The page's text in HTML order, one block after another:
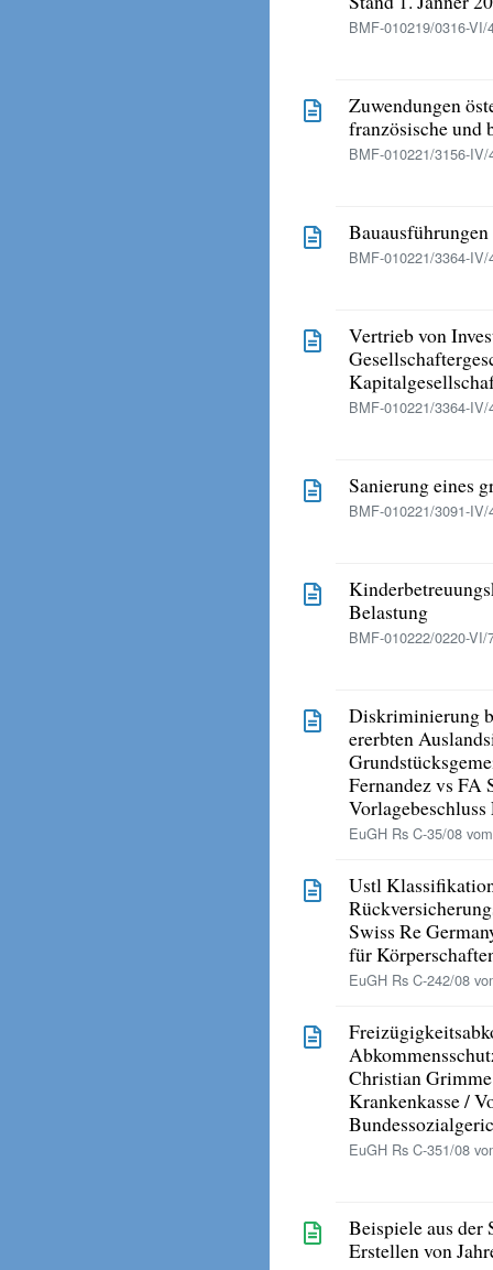
BMF-010219/0316-
Zuwendungen
französische und
BMF-010221/3156-
BMF-010221/3364-
Vertrieb von
BMF-010221/3364-
Sanierung eines
BMF-010221/3091-
Belastung
BMF-010222/0220-
Diskriminierung
ererbten
Fernandez vs FA
EuGH Rs C-35/08
Ustl
Swiss Re
für
EuGH Rs C-242/08
Christian
Krankenkasse /
EuGH Rs C-351/08
Beispiele aus der
Erstellen von